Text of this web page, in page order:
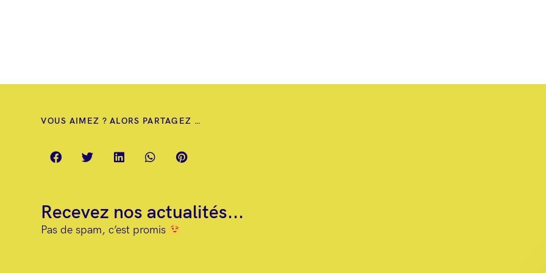
VOUS AIMEZ ? ALORS PARTAGEZ …
Recevez nos actualités...
Pas de spam, c’est promis